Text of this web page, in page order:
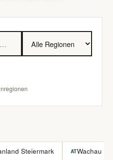
Steiermark ATWachau